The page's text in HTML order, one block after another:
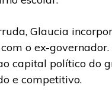
Glaucia
o ex-
capital político do
e competitivo.